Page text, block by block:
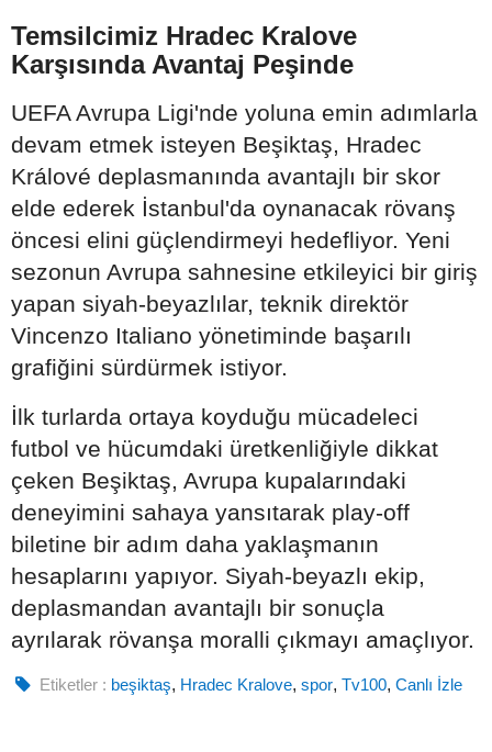
Temsilcimiz Hradec Kralove
Karşısında Avantaj Peşinde
UEFA Avrupa Ligi'nde yoluna emin adımlarla
devam etmek isteyen Beşiktaş, Hradec
Králové deplasmanında avantajlı bir skor
elde ederek İstanbul'da oynanacak rövanş
öncesi elini güçlendirmeyi hedefliyor. Yeni
sezonun Avrupa sahnesine etkileyici bir giriş
yapan siyah-beyazlılar, teknik direktör
Vincenzo Italiano yönetiminde başarılı
grafiğini sürdürmek istiyor.
İlk turlarda ortaya koyduğu mücadeleci
futbol ve hücumdaki üretkenliğiyle dikkat
çeken Beşiktaş, Avrupa kupalarındaki
deneyimini sahaya yansıtarak play-off
biletine bir adım daha yaklaşmanın
hesaplarını yapıyor. Siyah-beyazlı ekip,
deplasmandan avantajlı bir sonuçla
ayrılarak rövanşa moralli çıkmayı amaçlıyor.
Etiketler : beşiktaş, Hradec Kralove,spor,Tv100,Canlı İzle